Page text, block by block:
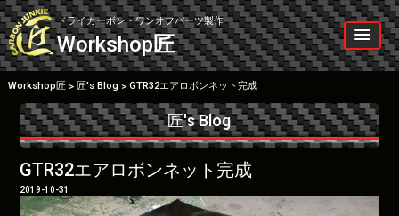
Skip
to
content
ドライカーボン・ワンオフパーツ製作
Workshop匠
Workshop匠> 匠’s Blog > GTR32エアロボンネット完成
匠's Blog
GTR32エアロボンネット完成
2019-10-31